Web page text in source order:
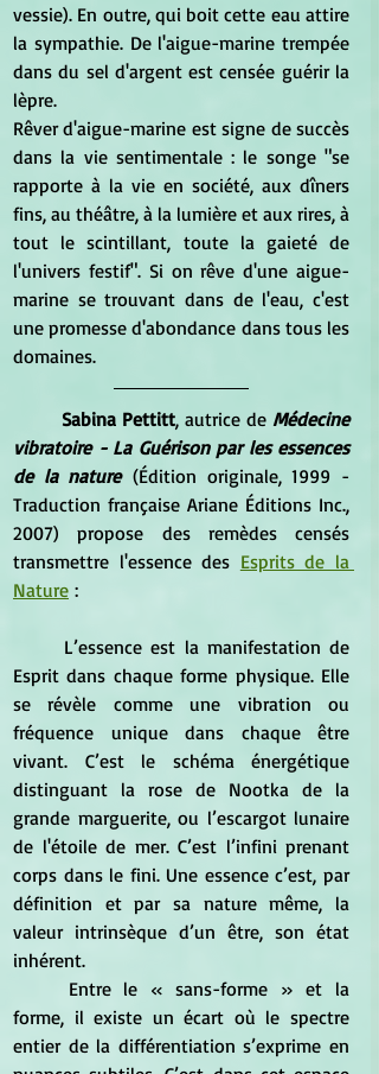
vessie). En outre, qui boit cette eau attire
la sympathie. De l'aigue-marine trempée
dans du sel d'argent est censée guérir la
lèpre.
Rêver d'aigue-marine est signe de succès
dans la vie sentimentale : le songe "se
rapporte à la vie en société, aux dîners
fins, au théâtre, à la lumière et aux rires, à
tout le scintillant, toute la gaieté de
l'univers festif". Si on rêve d'une aigue-
marine se trouvant dans de l'eau, c'est
une promesse d'abondance dans tous les
domaines.
	Sabina Pettitt
, autrice de Médecine
vibratoire - La Guérison par les essences
de la nature (Édition originale, 1999 -
Traduction française Ariane Éditions Inc.,
2007) propose des remèdes censés
transmettre l'essence des Esprits de la
Nature :
Esprit dans chaque forme physique. Elle
se révèle comme une vibration ou
fréquence unique dans chaque être
vivant. C’est le schéma énergétique
distinguant la rose de Nootka de la
grande marguerite, ou l’escargot lunaire
de l'étoile de mer. C’est l’infini prenant
corps dans le fini. Une essence c’est, par
définition et par sa nature même, la
valeur intrinsèque d’un être, son état
inhérent.
forme, il existe un écart où le spectre
entier de la différentiation s’exprime en